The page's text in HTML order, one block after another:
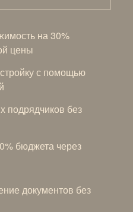
документов без
бюджета через
на 30%
цены
без
с помощью